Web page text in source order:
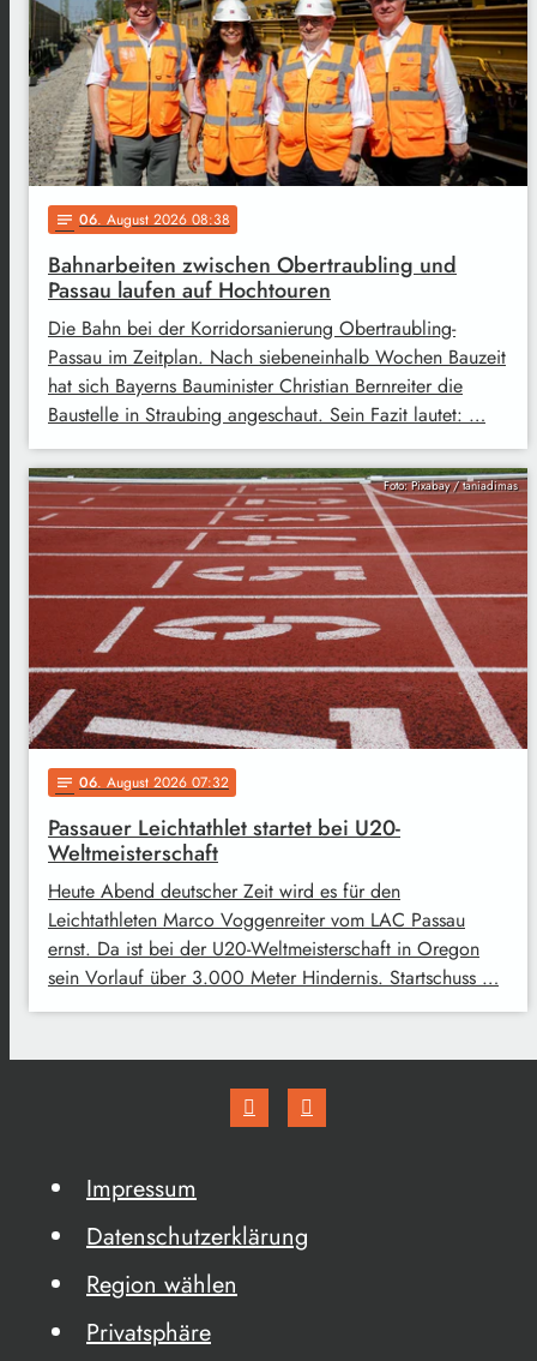
notes 06. August 2026 08:38
Bahnarbeiten zwischen Obertraubling und
Passau laufen auf Hochtouren
Die Bahn bei der Korridorsanierung Obertraubling-
Passau im Zeitplan. Nach siebeneinhalb Wochen Bauzeit
hat sich Bayerns Bauminister Christian Bernreiter die
Baustelle in Straubing angeschaut. Sein Fazit lautet: …
Foto: Pixabay / taniadimas
notes 06. August 2026 07:32
Passauer Leichtathlet startet bei U20-
Weltmeisterschaft
Heute Abend deutscher Zeit wird es für den
Leichtathleten Marco Voggenreiter vom LAC Passau
ernst. Da ist bei der U20-Weltmeisterschaft in Oregon
sein Vorlauf über 3.000 Meter Hindernis. Startschuss …
Impressum
Datenschutzerklärung
Region wählen
Privatsphäre